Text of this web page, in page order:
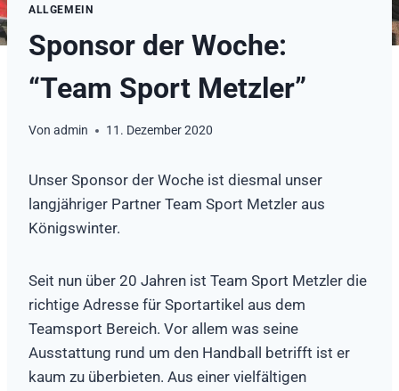
ALLGEMEIN
Sponsor der Woche:
“Team Sport Metzler”
Von admin 11. Dezember 2020
Unser Sponsor der Woche ist diesmal unser
langjähriger Partner Team Sport Metzler aus
Königswinter.
Seit nun über 20 Jahren ist Team Sport Metzler die
richtige Adresse für Sportartikel aus dem
Teamsport Bereich. Vor allem was seine
Ausstattung rund um den Handball betrifft ist er
kaum zu überbieten. Aus einer vielfältigen